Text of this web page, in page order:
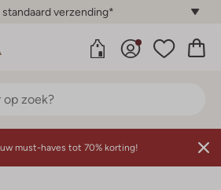
standaard verzending*
must-haves tot 70% korting!